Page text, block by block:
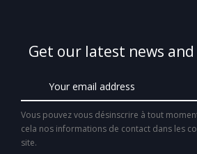
Get our latest news and
Vous pouvez vous désinscrire à tout
cela nos informations de contact dans les
site.